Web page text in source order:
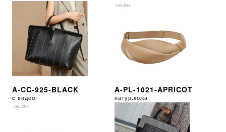
A-CC-925-BLACK
с видео
A-PL-1021-APRICOT
натур.кожа